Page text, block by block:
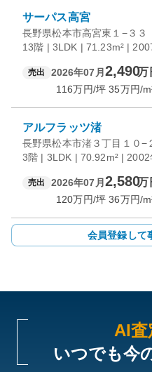
サーパス高宮
長野県松本市高宮東１−３３
13階 | 3LDK | 71.23m² |
売出 2026年07月 2,490万
116万円/坪 35万円/
アルフラッツ渚
長野県松本市渚３丁目１０−
3階 | 3LDK | 70.92m² | 2002
売出 2026年07月 2,580万
120万円/坪 36万円/
会員登録して
AI査
いつでも今